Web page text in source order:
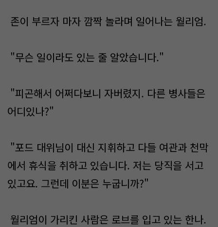
존이 부르자 마자 깜짝 놀라며 일어나는 월리엄.
"무슨 일이라도 있는 줄 알았습니다."
"피곤해서 어쩌다보니 자버렸지. 다른 병사들은
어디있나?"
"포드 대위님이 대신 지휘하고 다들 여관과 천막
에서 휴식을 취하고 있습니다. 저는 당직을 서고
있고요. 그런데 이분은 누굽니까?"
월리엄이 가리킨 사람은 로브를 입고 있는 한나.